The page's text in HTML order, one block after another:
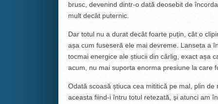
brusc, devenind dintr-o dată deosebit de
mult decât puternic.
Dar totul nu a durat decât foarte puțin, cât o
așa cum fuseseră ele mai devreme. Lanseta a
tocmai energice ale știucii din cârlig, exact așa
acum, nu mai suporta enorma presiune la care
Odată scoasă știuca cea mititică pe mal, plin
aceasta fiind-i întru totul retezată, și atunci am